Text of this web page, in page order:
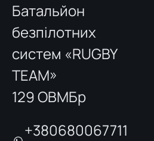
Батальйон
безпілотних
систем «RUGBY
TEAM»
129 ОВМБр
+380680067711